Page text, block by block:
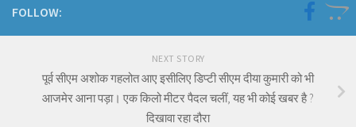
FOLLOW:
NEXT STORY
पूर्व सीएम अशोक गहलोत आए इसीलिए डिप्टी सीएम दीया कुमारी को भी
आजमेर आना पड़ा। एक किलो मीटर पैदल चलीं, यह भी कोई खबर है ?
दिखावा रहा दौरा